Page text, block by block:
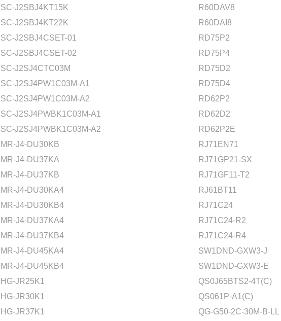
SC-J2SBJ4KT15K
R60DAV8
SC-J2SBJ4KT22K
R60DAI8
SC-J2SBJ4CSET-01
RD75P2
SC-J2SBJ4CSET-02
RD75P4
SC-J2SJ4CTC03M
RD75D2
SC-J2SJ4PW1C03M-A1
RD75D4
SC-J2SJ4PW1C03M-A2
RD62P2
SC-J2SJ4PWBK1C03M-A1
RD62D2
SC-J2SJ4PWBK1C03M-A2
RD62P2E
MR-J4-DU30KB
RJ71EN71
MR-J4-DU37KA
RJ71GP21-SX
MR-J4-DU37KB
RJ71GF11-T2
MR-J4-DU30KA4
RJ61BT11
MR-J4-DU30KB4
RJ71C24
MR-J4-DU37KA4
RJ71C24-R2
MR-J4-DU37KB4
RJ71C24-R4
MR-J4-DU45KA4
SW1DND-GXW3-J
MR-J4-DU45KB4
SW1DND-GXW3-E
HG-JR25K1
QS0J65BTS2-4T(C)
HG-JR30K1
QS061P-A1(C)
HG-JR37K1
QG-G50-2C-30M-B-LL